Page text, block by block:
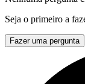
Seja o primeiro a
Fazer uma pergunta